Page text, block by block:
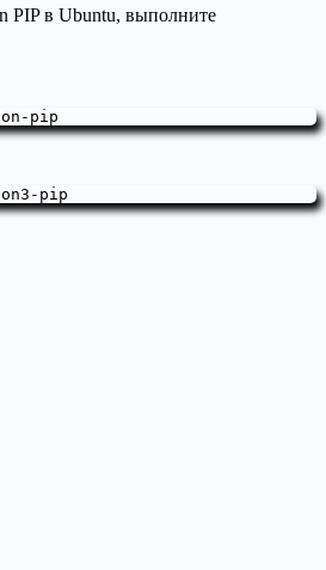
PIP в Ubuntu, выполните
pip
pip